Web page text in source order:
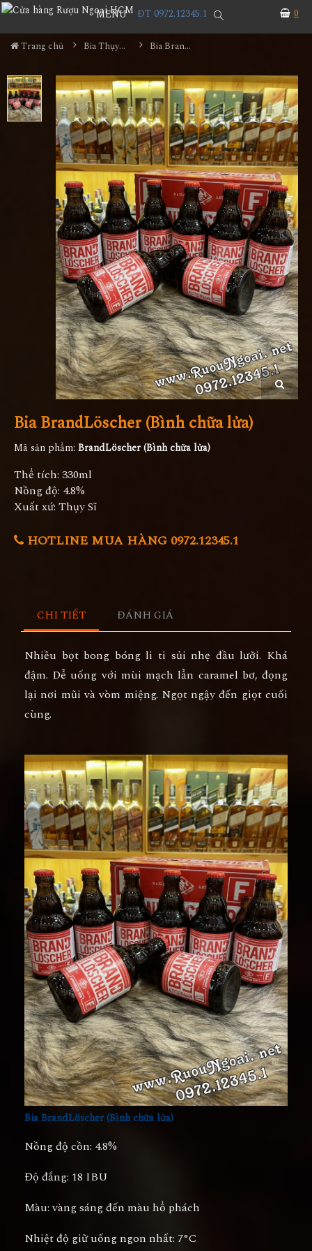
0
MENU ĐT 0972.12345.1
Trang chủ Bia Thụy Sĩ Bia BrandLöscher (Bình chữa lửa)
Bia BrandLöscher (Bình chữa lửa)
Mã sản phẩm: BrandLöscher (Bình chữa lửa)
Thể tích: 330ml
Nồng độ: 4.8%
Xuất xứ: Thụy Sĩ
HOTLINE MUA HÀNG 0972.12345.1
CHI TIẾT ĐÁNH GIÁ
Nhiều bọt bong bóng li ti sủi nhẹ đầu lưỡi. Khá
đậm. Dễ uống với mùi mạch lẫn caramel bơ, đọng
lại nơi mũi và vòm miệng. Ngọt ngậy đến giọt cuối
cùng.
Bia BrandLöscher (Bình chữa lửa)
Nồng độ cồn: 4.8%
Độ đắng: 18 IBU
Màu:vàng sáng đến màu hổ phách
Nhiệt độ giữ uống ngon nhất: 7°C